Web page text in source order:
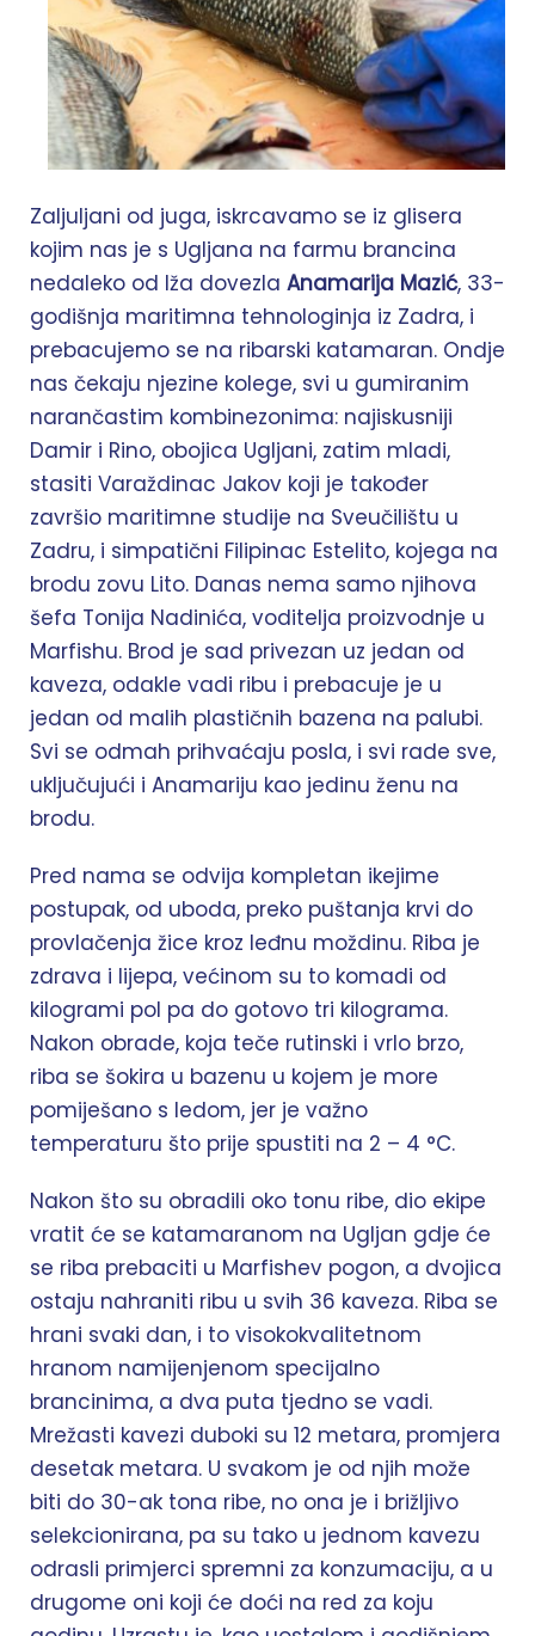
Zaljuljani od juga, iskrcavamo se iz glisera
kojim nas je s Ugljana na farmu brancina
nedaleko od Iža dovezla Anamarija Mazić, 33-
godišnja maritimna tehnologinja iz Zadra, i
prebacujemo se na ribarski katamaran. Ondje
nas čekaju njezine kolege, svi u gumiranim
narančastim kombinezonima: najiskusniji
Damir i Rino, obojica Ugljani, zatim mladi,
stasiti Varaždinac Jakov koji je također
završio maritimne studije na Sveučilištu u
Zadru, i simpatični Filipinac Estelito, kojega na
brodu zovu Lito. Danas nema samo njihova
šefa Tonija Nadinića, voditelja proizvodnje u
Marfishu. Brod je sad privezan uz jedan od
kaveza, odakle vadi ribu i prebacuje je u
jedan od malih plastičnih bazena na palubi.
Svi se odmah prihvaćaju posla, i svi rade sve,
uključujući i Anamariju kao jedinu ženu na
brodu.
Pred nama se odvija kompletan ikejime
postupak, od uboda, preko puštanja krvi do
provlačenja žice kroz leđnu moždinu. Riba je
zdrava i lijepa, većinom su to komadi od
kilogrami pol pa do gotovo tri kilograma.
Nakon obrade, koja teče rutinski i vrlo brzo,
riba se šokira u bazenu u kojem je more
pomiješano s ledom, jer je važno
temperaturu što prije spustiti na 2 – 4 °C.
Nakon što su obradili oko tonu ribe, dio ekipe
vratit će se katamaranom na Ugljan gdje će
se riba prebaciti u Marfishev pogon, a dvojica
ostaju nahraniti ribu u svih 36 kaveza. Riba se
hrani svaki dan, i to visokokvalitetnom
hranom namijenjenom specijalno
brancinima, a dva puta tjedno se vadi.
Mrežasti kavezi duboki su 12 metara, promjera
desetak metara. U svakom je od njih može
biti do 30-ak tona ribe, no ona je i brižljivo
selekcionirana, pa su tako u jednom kavezu
odrasli primjerci spremni za konzumaciju, a u
drugome oni koji će doći na red za koju